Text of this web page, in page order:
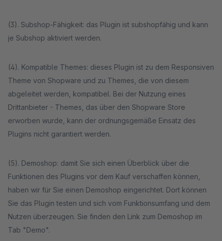
(3). Subshop-Fähigkeit: das Plugin ist subshopfähig und kann
je Subshop aktiviert werden.
(4). Kompatible Themes: dieses Plugin ist zu dem Responsiven
Theme von Shopware und zu Themes, die von diesem
abgeleitet werden, kompatibel. Bei der Nutzung eines
Drittanbieter - Themes, das über den Shopware Store
erworben wurde, kann der ordnungsgemäße Einsatz des
Plugins nicht garantiert werden.
(5). Demoshop: damit Sie sich einen Überblick über die
Funktionen des Plugins vor dem Kauf verschaffen können,
haben wir für Sie einen Demoshop eingerichtet. Dort können
Sie das Plugin testen und sich vom Funktionsumfang und dem
Nutzen überzeugen. Sie finden den Link zum Demoshop im
Tab "Demo".